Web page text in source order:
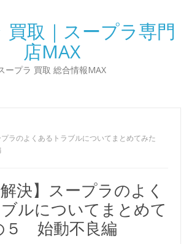
買取｜スープラ専門
店MAX
ープラ 買取 総合情報MAX
プラのよくあるトラブルについてまとめてみた
解決】スープラのよく
ルについてまとめて
５ 始動不良編